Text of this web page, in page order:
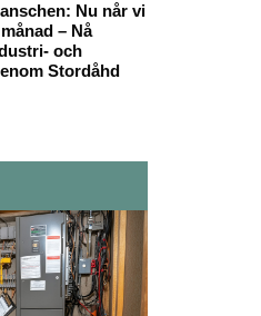
Nu når vi
– Nå
och
Stordåhd